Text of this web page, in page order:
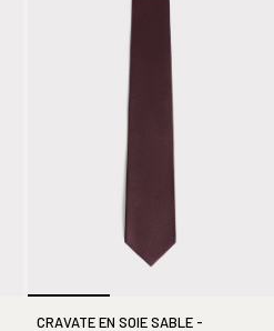
CRAVATE EN SOIE SABLE -